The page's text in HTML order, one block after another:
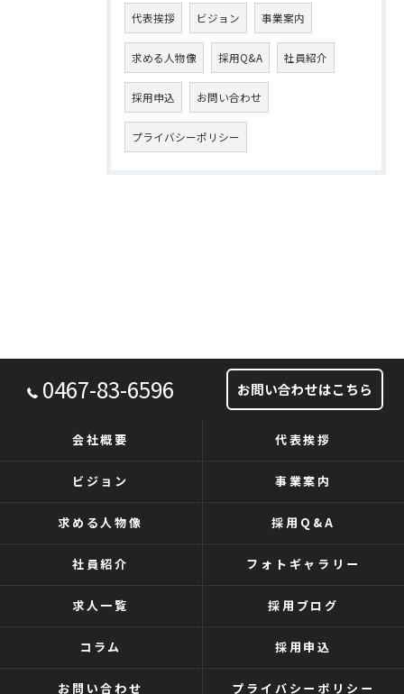
代表挨拶 ビジョン 事業案内
求める人物像 採用Q&A 社員紹介
採用申込 お問い合わせ
プライバシーポリシー
0467-83-6596 お問い合わせはこちら
会社概要 代表挨拶
ビジョン 事業案内
求める人物像 採用Q&A
社員紹介 フォトギャラリー
求人一覧 採用ブログ
コラム 採用申込
お問い合わせ プライバシーポリシー